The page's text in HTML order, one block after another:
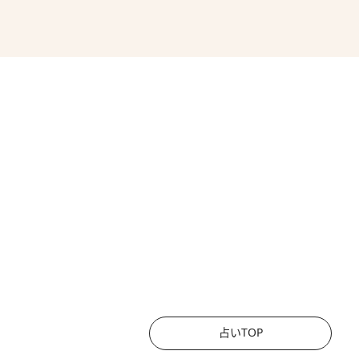
占いTOP